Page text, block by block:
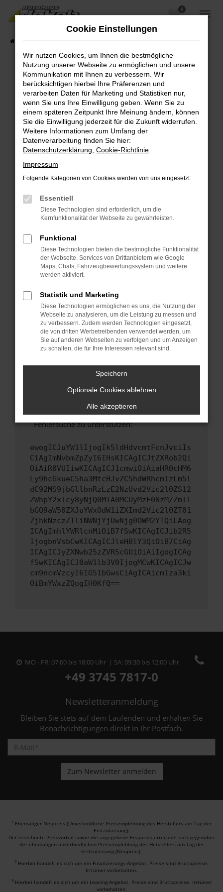
Zum
Hauptinhalt
0
Fehler: Network Error
Beim Laden ist ein Fehler aufgetreten.
Hier sind ein paar Tipps, die dir helfen können:
Überprüfe deine Firewall und deine
Internetverbindung.
Laden andere Webseiten, zum Beispiel deine
Suchmaschine?
Prüfe deine Browsererweiterungen.
Manche Erweiterungen, wie Werbeblocker,
können das Laden bestimmter Seiten
verhindern. Funktioniert die Seite in einem
Fenster?
Starte dein Gerät neu.
Das kann manchmal helfen, vorübergehende
Probleme zu beheben.
Betriebssystem auf dem neuesten Stand
sind.
Veraltete Software birgt nicht nur ein
Sicherheitsrisiko, sondern kann auch dazu
führen, dass bestimmte Funktionen nicht mehr
unterstützt werden.
Wende dich an den Webseitenbetreiber.
Wenn du alle oben genannten Schritte versucht
hast, kontaktiere uns bitte. Wir werden
versuchen, das Problem zu beheben. Du kannst
uns diesen Text schicken, um uns bei der
Fehlersuche zu unterstützen:
ewogICJuYW1lIjogIk5ldHdvcmtFcnJvciIs
CiAgImNvbmZpZyI6IHsKICAgICJtZXRob2Qi
OiAiR0VUIiwKICAgICJ1cmwiOiAiaHR0cHM6
Ly9hcGkueC5ha3MtcHJvZC5hdWRhcmlzLm5l
dC92MS9jbGllbnRzLzE2NzUvd2Vic2l0ZS12
ZWhpY2xlcy8yNjQ0MTA0MCUyMzE0NzM/Zmll
bGQ9aW50ZXJuYWxOdW1iZXImd2Vic2l0ZT01
ZjhkNzczZTliNWNjYjUwNjg0OWM2YTQiLAog
ICAgImhlYWRlcnMiOiB7fSwKICAgICJib2R5
IjogbnVsbCwKICAgICJleHBlY3QiOiB7CiAg
ICAgICJyZXNwb25zZVR5cGUiOiAiIgogICAg
fSwKICAgICJ0aW1lb3V0IjogMCwKICAgICJw
cm9ncmVzcyI6IG51bGwsCiAgICAicmlza3ki
OiBmYWxzZQogIH0KfQ==
MO - FR: 07:00 bis 18:00 Uhr | SA: 09:30 bis 12:00 Uhr
+49 3745 7817-0
Newsletteranmeldung
Bleiben Sie stets auf dem Laufenden und erhalten Sie
Benachrichtigungen direkt in Ihr Postfach.
1 Ehemaliger Neupreis (Unverbindliche Preisempfehlung des Herstellers am Tag der
Erstzulassung).
Der errechnete Preisvorteil sowie die angegebene Ersparnis errechnet sich gegenüber
der ehemaligen unverbindlichen Preisempfehlung des Herstellers am Tag der
Erstzulassung (Neupreis).
2 Hierbei handelt es sich um ein Finanzierungs-Angebot. Preise sind Bruttopreise.
Irrtümer vorbehalten.
3 Hierbei handelt es sich um ein Leasing-Angebot. Preise sind Bruttopreise. Irrtümer
vorbehalten.
Cookie Einstellungen
Wir nutzen Cookies, um Ihnen die bestmögliche
Nutzung unserer Webseite zu ermöglichen und unsere
Kommunikation mit Ihnen zu verbessern. Wir
berücksichtigen hierbei Ihre Präferenzen und
verarbeiten Daten für Marketing und Statistiken nur,
wenn Sie uns Ihre Einwilligung geben. Wenn Sie zu
einem späteren Zeitpunkt Ihre Meinung ändern, können
Sie die Einwilligung jederzeit für die Zukunft widerrufen.
Weitere Informationen zum Umfang der
Datenverarbeitung finden Sie hier:
Datenschutzerklärung Cookie-Richtlinie
Impressum
Folgende Kategorien von Cookies werden von uns eingesetzt:
Essentiell
Diese Technologien sind erforderlich, um die
Kernfunktionalität der Webseite zu gewährleisten.
Funktional
Diese Technologien bieten die bestmögliche Funktionalität
der Webseite. Services von Drittanbietern wie Google
Maps, Chats, Fahrzeugbewertungssystem und weitere
werden aktiviert.
Statistik und Marketing
Diese Technologien ermöglichen es uns, die Nutzung der
Webseite zu analysieren, um die Leistung zu messen und
zu verbessern. Zudem werden Technologien eingesetzt,
die von dritten Werbetreibenden verwendet werden, um
Sie auf anderen Webseiten zu verfolgen und um Anzeigen
zu schalten, die für Ihre Interessen relevant sind.
Speichern
Optionale Cookies ablehnen
Alle akzeptieren